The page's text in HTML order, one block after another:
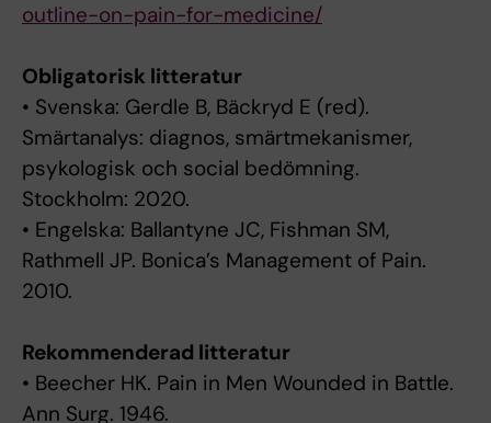
outline-on-pain-for-medicine/
Obligatorisk litteratur
• Svenska: Gerdle B, Bäckryd E (red).
Smärtanalys: diagnos, smärtmekanismer,
psykologisk och social bedömning.
Stockholm: 2020.
• Engelska: Ballantyne JC, Fishman SM,
Rathmell JP. Bonica’s Management of Pain.
2010.
Rekommenderad litteratur
• Beecher HK. Pain in Men Wounded in Battle.
Ann Surg. 1946.